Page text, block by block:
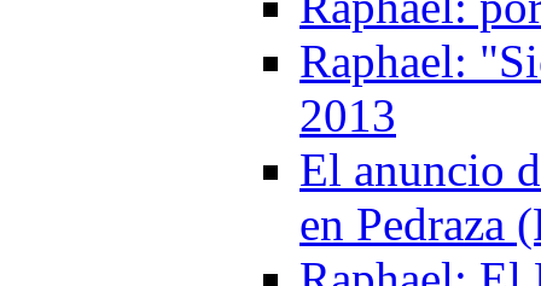
Raphael:
2013
El anuncio
en Pedraza